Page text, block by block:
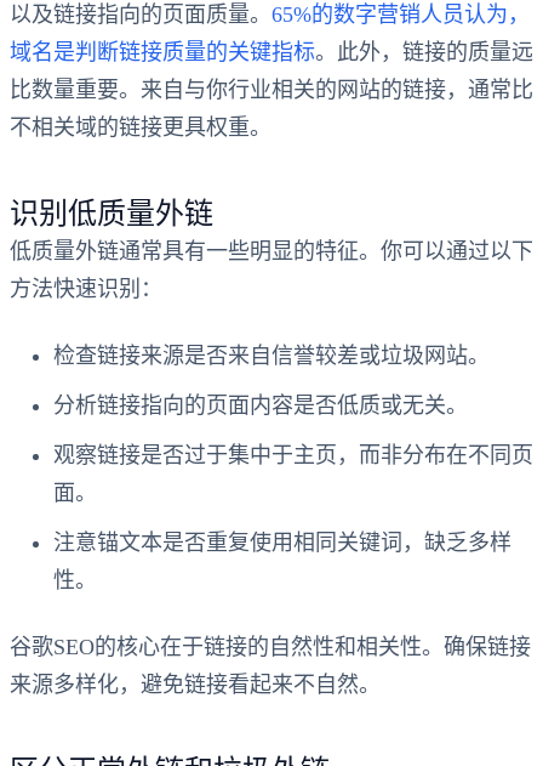
以及链接指向的页面质量。 65%的数字营销人员认为，
域名是判断链接质量的关键指标。此外，链接的质量远
比数量重要。来自与你行业相关的网站的链接，通常比
不相关域的链接更具权重。
识别低质量外链
低质量外链通常具有一些明显的特征。你可以通过以下
方法快速识别：
检查链接来源是否来自信誉较差或垃圾网站。
分析链接指向的页面内容是否低质或无关。
观察链接是否过于集中于主页，而非分布在不同页
面。
注意锚文本是否重复使用相同关键词，缺乏多样
性。
谷歌SEO的核心在于链接的自然性和相关性。确保链接
来源多样化，避免链接看起来不自然。